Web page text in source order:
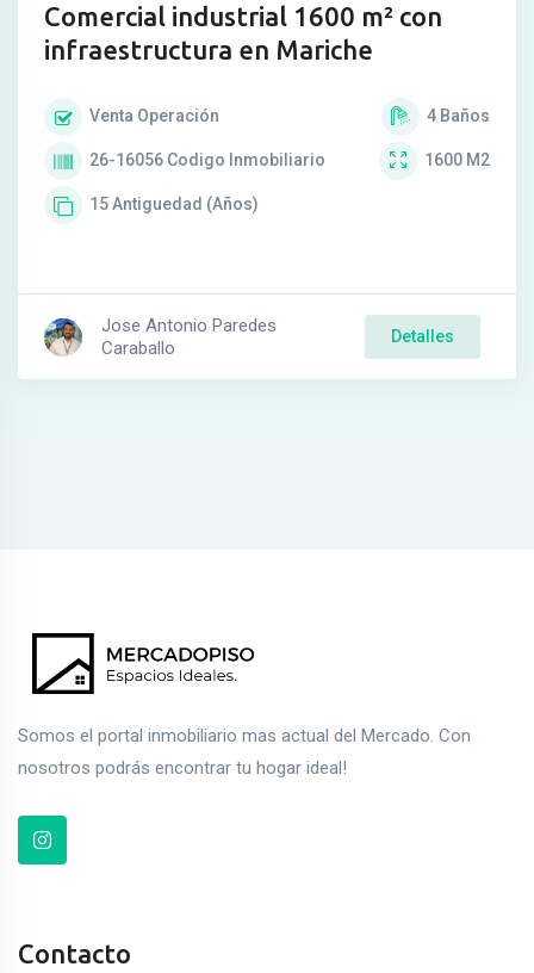
Comercial industrial 1600 m² con
infraestructura en Mariche
Venta Operación 4 Baños
26-16056 Codigo Inmobiliario 1600 M2
15Antiguedad (Años)
Jose Antonio Paredes
Caraballo
Detalles
Somos el portal inmobiliario mas actual del Mercado. Con
nosotros podrás encontrar tu hogar ideal!
Contacto